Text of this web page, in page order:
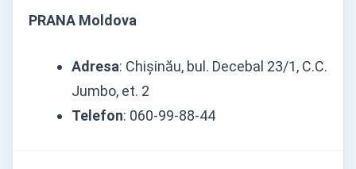
PRANA Moldova
Adresa: Chișinău, bul. Decebal 23/1, C.C.
Jumbo, et. 2
Telefon: 060-99-88-44